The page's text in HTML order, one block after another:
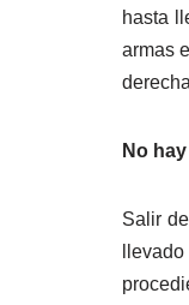
hasta
armas
No
Salir